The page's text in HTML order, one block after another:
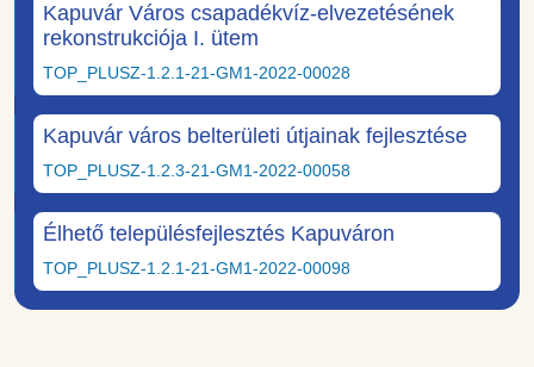
Kapuvár Város csapadékvíz-elvezetésének
rekonstrukciója I. ütem
TOP_PLUSZ-1.2.1-21-GM1-2022-00028
Kapuvár város belterületi útjainak fejlesztése
TOP_PLUSZ-1.2.3-21-GM1-2022-00058
Élhető településfejlesztés Kapuváron
TOP_PLUSZ-1.2.1-21-GM1-2022-00098